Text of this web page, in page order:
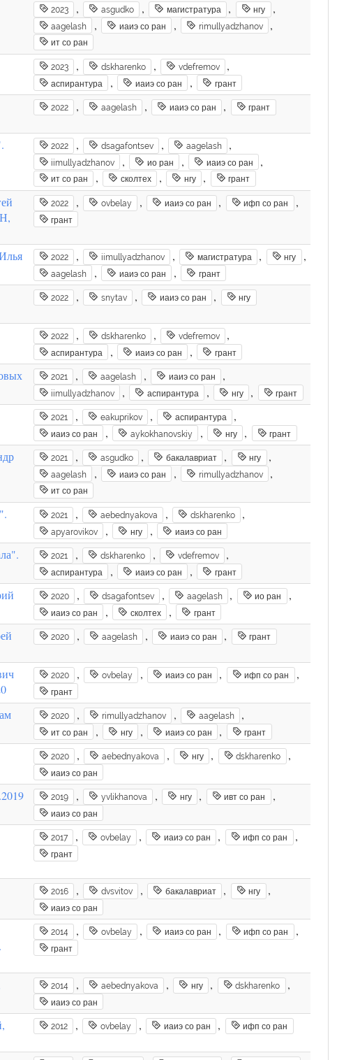
2023 , asgudko , магистратура , нгу ,
aagelash , иаиэ со ран , rimullyadzhanov ,
ит со ран
2023 , dskharenko , vdefremov ,
аспирантура , иаиэ со ран , грант
2022 , aagelash , иаиэ со ран , грант
2022 , dsagafontsev , aagelash ,
iimullyadzhanov , ио ран , иаиэ со ран ,
ит со ран , сколтех , нгу , грант
2022 , ovbelay , иаиэ со ран , ифп со ран ,
грант
2022 , iimullyadzhanov , магистратура , нгу ,
aagelash , иаиэ со ран , грант
2022 , snytav , иаиэ со ран , нгу
2022 , dskharenko , vdefremov ,
аспирантура , иаиэ со ран , грант
2021 , aagelash , иаиэ со ран ,
iimullyadzhanov , аспирантура , нгу , грант
2021 , eakuprikov , аспирантура ,
иаиэ со ран , aykokhanovskiy , нгу , грант
2021 , asgudko , бакалавриат , нгу ,
aagelash , иаиэ со ран , rimullyadzhanov ,
ит со ран
2021 , aebednyakova , dskharenko ,
apyarovikov , нгу , иаиэ со ран
2021 , dskharenko , vdefremov ,
аспирантура , иаиэ со ран , грант
2020 , dsagafontsev , aagelash , ио ран ,
иаиэ со ран , сколтех , грант
2020 , aagelash , иаиэ со ран , грант
2020 , ovbelay , иаиэ со ран , ифп со ран ,
грант
2020 , rimullyadzhanov , aagelash ,
ит со ран , нгу , иаиэ со ран , грант
2020 , aebednyakova , нгу , dskharenko ,
иаиэ со ран
2019 , yvlikhanova , нгу , ивт со ран ,
иаиэ со ран
2017 , ovbelay , иаиэ со ран , ифп со ран ,
грант
2016 , dvsvitov , бакалавриат , нгу ,
иаиэ со ран
2014 , ovbelay , иаиэ со ран , ифп со ран ,
грант
2014 , aebednyakova , нгу , dskharenko ,
иаиэ со ран
2012 , ovbelay , иаиэ со ран , ифп со ран